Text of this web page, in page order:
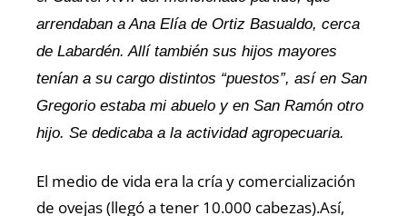
arrendaban a Ana Elía de Ortiz Basualdo, cerca
de Labardén. Allí también sus hijos mayores
tenían a su cargo distintos “puestos”, así en San
Gregorio estaba mi abuelo y en San Ramón otro
hijo. Se dedicaba a la actividad agropecuaria.
El medio de vida era la cría y comercialización
de ovejas (llegó a tener 10.000 cabezas).Así,